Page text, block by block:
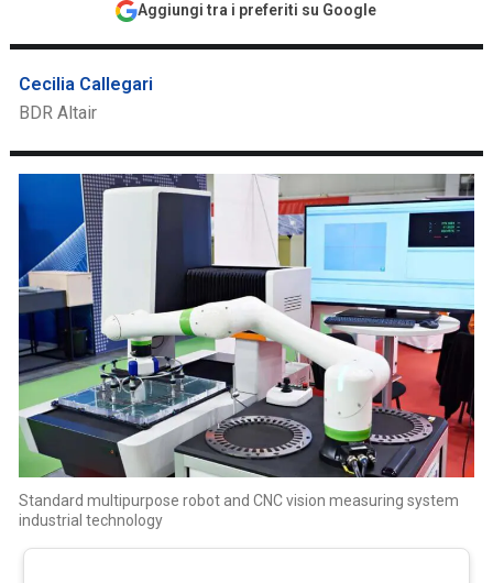
Aggiungi tra i preferiti su Google
Cecilia Callegari
BDR Altair
Standard multipurpose robot and CNC vision measuring system
industrial technology